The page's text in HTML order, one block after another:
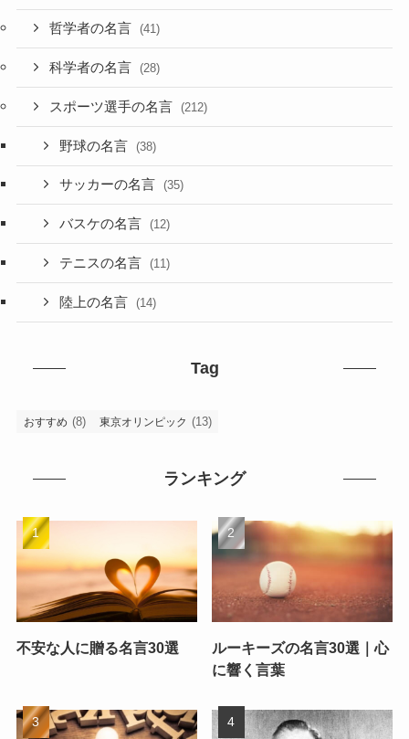
哲学者の名言 (41)
科学者の名言 (28)
スポーツ選手の名言 (212)
野球の名言 (38)
サッカーの名言 (35)
バスケの名言 (12)
テニスの名言 (11)
陸上の名言 (14)
Tag
おすすめ (8) 東京オリンピック (13)
ランキング
不安な人に贈る名言30選
ルーキーズの名言30選｜心
に響く言葉